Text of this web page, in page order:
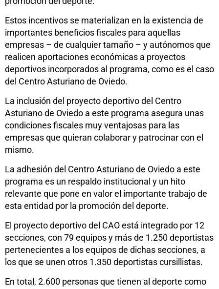
Estos incentivos se materializan en la existencia de
importantes beneficios fiscales para aquellas
empresas – de cualquier tamaño – y autónomos que
realicen aportaciones económicas a proyectos
deportivos incorporados al programa, como es el caso
del Centro Asturiano de Oviedo.
La inclusión del proyecto deportivo del Centro
Asturiano de Oviedo a este programa asegura unas
condiciones fiscales muy ventajosas para las
empresas que quieran colaborar y patrocinar con el
mismo.
La adhesión del Centro Asturiano de Oviedo a este
programa es un respaldo institucional y un hito
relevante que pone en valor el importante trabajo de
esta entidad por la promoción del deporte.
El proyecto deportivo del CAO está integrado por 12
secciones, con 79 equipos y más de 1.250 deportistas
pertenecientes a los equipos de dichas secciones, a
los que se unen otros 1.350 deportistas cursillistas.
En total, 2.600 personas que tienen al deporte como